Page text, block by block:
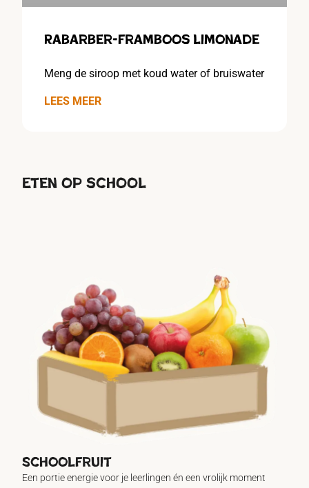
Rabarber-framboos limonade
Meng de siroop met koud water of bruiswater
LEES MEER
Eten op school
Schoolfruit
Een portie energie voor je leerlingen én een vrolijk moment